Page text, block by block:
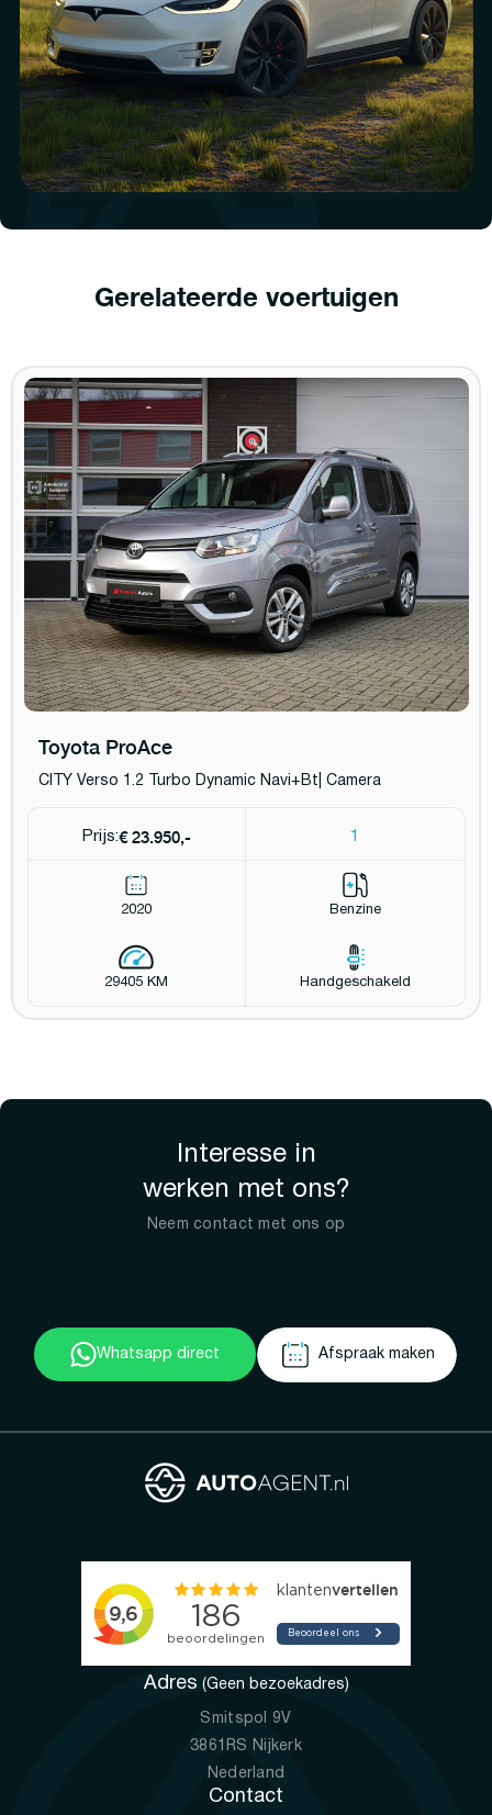
Gerelateerde voertuigen
Toyota ProAce
CITY Verso 1.2 Turbo Dynamic Navi+Bt| Camera
Prijs:€ 23.950,- 1
2020 Benzine
29405 KM Handgeschakeld
Interesse in
werken met ons?
Neem contact met ons op
Whatsapp direct Afspraak maken
Adres (Geen bezoekadres)
Smitspol 9V
3861RS Nijkerk
Nederland
Contact